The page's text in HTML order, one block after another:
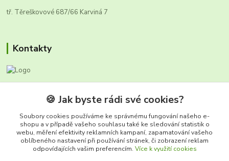
tř. Těreškovové 687/66 Karviná 7
Kontakty
Zákaznická infolinka FRUTO
+420 604 670 925
(Po-Ne, 8-17 hod.)
info@fruto.cz
🍪 Jak byste rádi své cookies?
Soubory cookies používáme ke správnému fungování našeho e-
shopu a v případě vašeho souhlasu také ke sledování statistik o
webu, měření efektivity reklamních kampaní, zapamatování vašeho
oblíbeného nastavení při používání stránek, či zobrazení reklam
odpovídajících vašim preferencím. Více k využití cookies